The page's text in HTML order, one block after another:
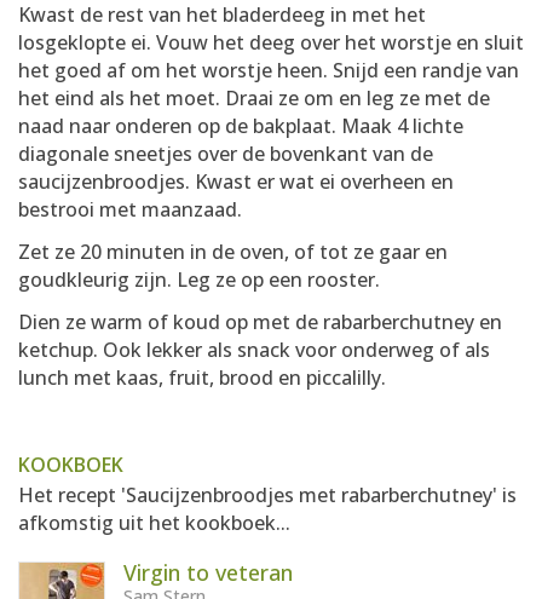
Kwast de rest van het bladerdeeg in met het
losgeklopte ei. Vouw het deeg over het worstje en sluit
het goed af om het worstje heen. Snijd een randje van
het eind als het moet. Draai ze om en leg ze met de
naad naar onderen op de bakplaat. Maak 4 lichte
diagonale sneetjes over de bovenkant van de
saucijzenbroodjes. Kwast er wat ei overheen en
bestrooi met maanzaad.
Zet ze 20 minuten in de oven, of tot ze gaar en
goudkleurig zijn. Leg ze op een rooster.
Dien ze warm of koud op met de rabarberchutney en
ketchup. Ook lekker als snack voor onderweg of als
lunch met kaas, fruit, brood en piccalilly.
KOOKBOEK
Het recept 'Saucijzenbroodjes met rabarberchutney' is
afkomstig uit het kookboek...
Virgin to veteran